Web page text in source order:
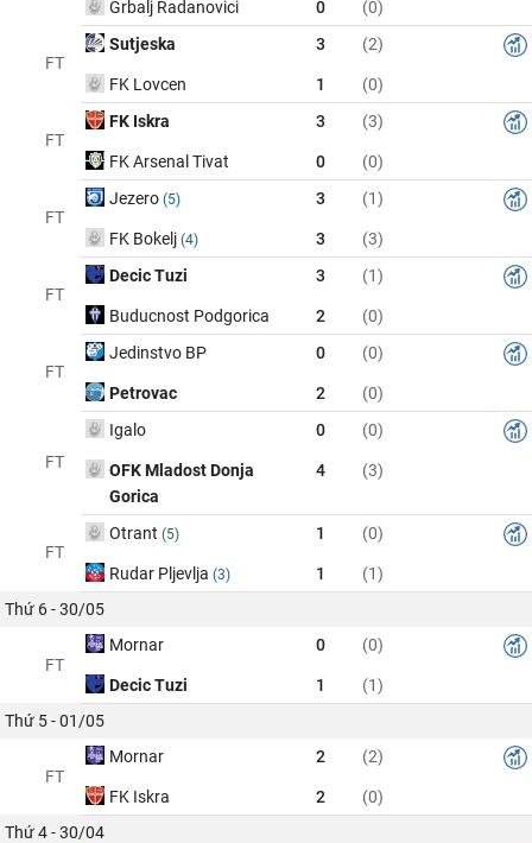
Grbalj Radanovici 0 (0)
FT
Sutjeska 3 (2)
FK Lovcen 1 (0)
FT
FK Iskra 3 (3)
FK Arsenal Tivat 0 (0)
FT
Jezero (5) 3 (1)
FK Bokelj (4) 3 (3)
FT
Decic Tuzi 3 (1)
Buducnost Podgorica 2 (0)
FT
Jedinstvo BP 0 (0)
Petrovac 2 (0)
FT
Igalo 0 (0)
OFK Mladost Donja
Gorica
4 (3)
FT
Otrant (5) 1 (0)
Rudar Pljevlja (3) 1
(1)
Thứ 6 - 30/05
FT
Mornar 0 (0)
Decic Tuzi 1
(1)
Thứ 5 - 01/05
FT
Mornar 2 (2)
FK Iskra 2
(0)
Thứ 4 - 30/04